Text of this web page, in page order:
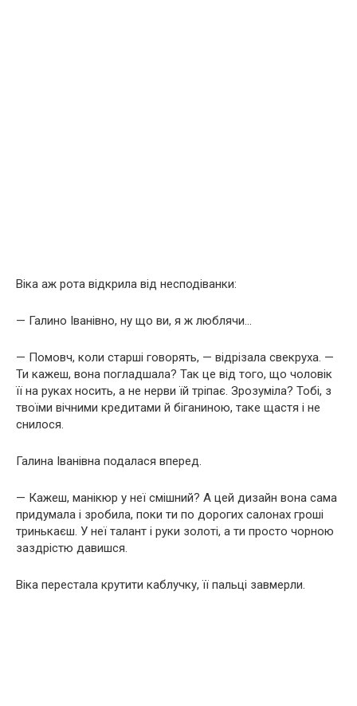
Віка аж рота відкрила від несподіванки:
— Галино Іванівно, ну що ви, я ж люблячи…
— Помовч, коли старші говорять, — відрізала свекруха. —
Ти кажеш, вона погладшала? Так це від того, що чоловік
її на руках носить, а не нерви їй тріпає. Зрозуміла? Тобі, з
твоїми вічними кредитами й біганиною, таке щастя і не
снилося.
Галина Іванівна подалася вперед.
— Кажеш, манікюр у неї смішний? А цей дизайн вона сама
придумала і зробила, поки ти по дорогих салонах гроші
тринькаєш. У неї талант і руки золоті, а ти просто чорною
заздрістю давишся.
Віка перестала крутити каблучку, її пальці завмерли.